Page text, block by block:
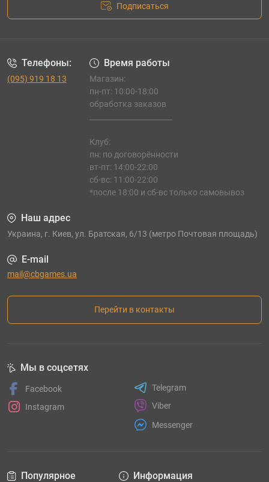
на любой вкус только в Shop Club Board
широчайший выбор шахмат различного
исполнения: от экзотического до классического. В
нашем каталоге вы можете выбрать:
Дорожные – шахматыв очень удобной упаковке,
с магнитом для закрепления на доске. С таким
набором время пролетит интересно и незаметно.
практичный вариант.
Миниатюрные шахматы– подарок, который
Шашки и шахматы 2 в 1
любителей шашек и шахмат.
интеллектуальные игры.
стрессов и рабочей суеты.
Подписаться
Телефоны:
(095) 919 18 13
Время работы
Магазин:
пн-пт: 10:00-18:00
обработка заказов
Клуб:
пн: по договорённости
вт-пт: 14:00-22:00
сб-вс: 11:00-22:00
*после 18:00 и сб-вс только самовывоз
Наш адрес
Украина, г. Киев, ул. Братская, 6/13 (метро Почтовая площадь)
E-mail
mail@cbgames.ua
Перейти в контакты
Популярное Информация
Мы в соцсетях
Facebook
Instagram
Telegram
Viber
Messenger